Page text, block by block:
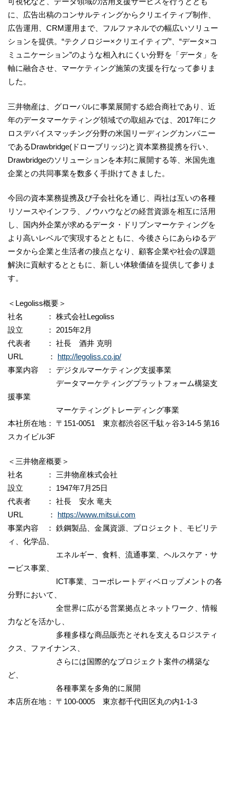
に、広告出稿のコンサルティングからクリエイティブ制作、
広告運用、CRM運用まで、フルファネルでの幅広いソリュー
ションを提供。“テクノロジー×クリエイティブ”、“データ×コ
ミュニケーション”のような相入れにくい分野を「データ」を
軸に融合させ、マーケティング施策の支援を行なって参りま
した。
三井物産は、グローバルに事業展開する総合商社であり、近
年のデータマーケティング領域での取組みでは、2017年にク
ロスデバイスマッチング分野の米国リーディングカンパニー
であるDrawbridge(ドローブリッジ)と資本業務提携を行い、
Drawbridgeのソリューションを本邦に展開する等、米国先進
企業との共同事業を数多く手掛けてきました。
今回の資本業務提携及び子会社化を通じ、両社は互いの各種
リソースやインフラ、ノウハウなどの経営資源を相互に活用
し、国内外企業が求めるデータ・ドリブンマーケティングを
より高いレベルで実現するとともに、今後さらにあらゆるデ
ータから企業と生活者の接点となり、顧客企業や社会の課題
解決に貢献するとともに、新しい体験価値を提供して参りま
す。
＜Legoliss概要＞
社名 ： 株式会社Legoliss
設立 ： 2015年2月
代表者 ： 社長 酒井 克明
URL ： http://legoliss.co.jp/
事業内容 ： デジタルマーケティング支援事業
データマーケティングプラットフォーム構築支
援事業
マーケティングトレーディング事業
本社所在地： 〒151-0051 東京都渋谷区千駄ヶ谷3-14-5 第16
スカイビル3F
＜三井物産概要＞
社名 ： 三井物産株式会社
設立 ： 1947年7月25日
代表者 ： 社長 安永 竜夫
URL ： https://www.mitsui.com
事業内容 ： 鉄鋼製品、金属資源、プロジェクト、モビリテ
ィ、化学品、
エネルギー、食料、流通事業、ヘルスケア・サ
ービス事業、
ICT事業、コーポレートディベロップメントの各
分野において、
全世界に広がる営業拠点とネットワーク、情報
力などを活かし、
多種多様な商品販売とそれを支えるロジスティ
クス、ファイナンス、
さらには国際的なプロジェクト案件の構築な
ど、
各種事業を多角的に展開
本店所在地： 〒100-0005 東京都千代田区丸の内1-1-3